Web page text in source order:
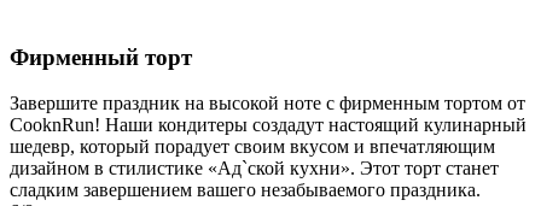
Фирменный торт
Завершите праздник на высокой ноте с фирменным тортом от
CooknRun! Наши кондитеры создадут настоящий кулинарный
шедевр, который порадует своим вкусом и впечатляющим
дизайном в стилистике «Ад`ской кухни». Этот торт станет
сладким завершением вашего незабываемого праздника.